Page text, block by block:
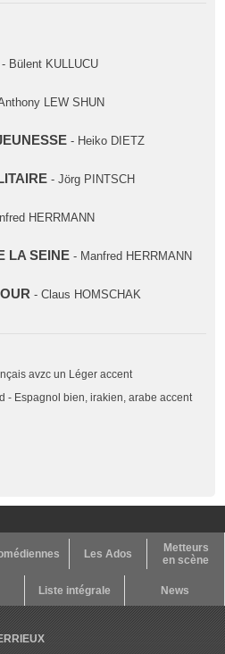
- Bülent KULLUCU
LEW SHUN
- Heiko DIETZ
- Jörg PINTSCH
HERRMANN
LA SEINE- Manfred HERRMANN
- Claus HOMSCHAK
avzc un Léger accent
- Espagnol bien, irakien, arabe accent
Les Ados
Metteurs
en scène
Liste intégrale News